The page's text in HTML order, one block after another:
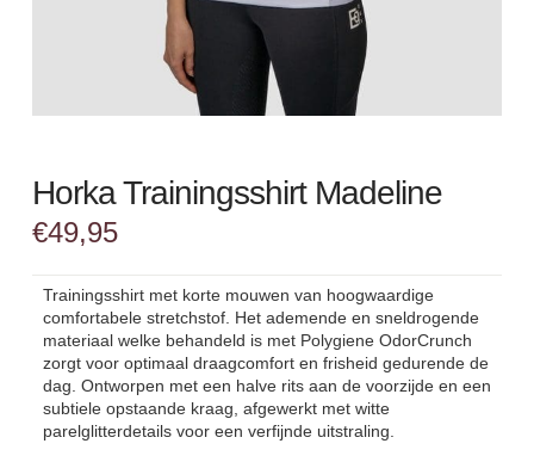
Horka Trainingsshirt Madeline
€49,95
Trainingsshirt met korte mouwen van hoogwaardige
comfortabele stretchstof. Het ademende en sneldrogende
materiaal welke behandeld is met Polygiene OdorCrunch
zorgt voor optimaal draagcomfort en frisheid gedurende de
dag. Ontworpen met een halve rits aan de voorzijde en een
subtiele opstaande kraag, afgewerkt met witte
parelglitterdetails voor een verfijnde uitstraling.